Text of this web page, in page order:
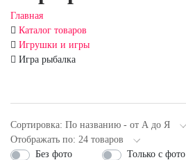
Главная
Каталог товаров
Игрушки и игры
Игра рыбалка
Сортировка: По названию - от А до Я
Отображать по: 24 товаров
Без фото
Только с фото